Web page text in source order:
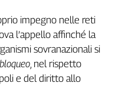
impegno nelle reti
l’appello affinché la
sovranazionali si
bloqueo , nel rispetto
e del diritto allo